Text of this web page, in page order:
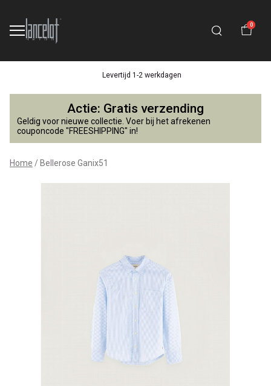
0
Levertijd 1-2 werkdagen
Bellerose
Ganix51
Lancelot
Actie: Gratis verzending
Geldig voor nieuwe collectie. Voer bij het afrekenen
couponcode "FREESHIPPING" in!
Home Bellerose Ganix51